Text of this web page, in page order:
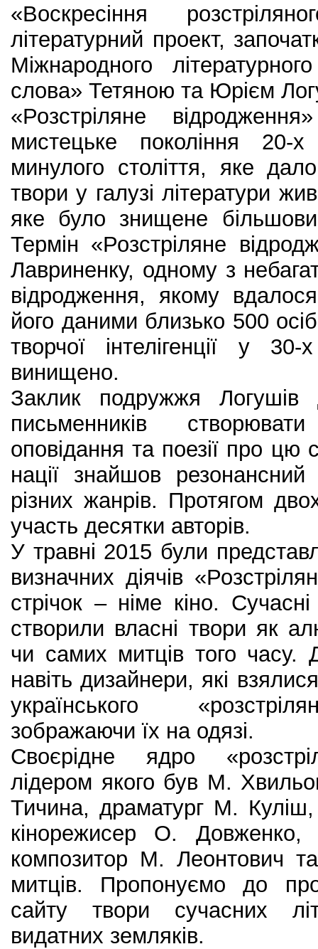
«Воскресіння
літературний проект,
Міжнародного
слова» Тетяною та Юрієм
«Розстріляне
мистецьке покоління
минулого століття, яке
твори у галузі літератури
яке було знищене
Термін «Розстріляне
Лавриненку, одному з
відродження, якому
його даними близько 500
творчої інтелігенції у
винищено.
Заклик подружжя Логушів
письменників
оповідання та поезії про цю
нації знайшов резонансний
різних жанрів. Протягом
участь десятки авторів.
У травні 2015 були
визначних діячів
стрічок – німе кіно.
створили власні твори як
чи самих митців того часу.
навіть дизайнери, які
українського
зображаючи їх на одязі.
Своєрідне ядро
лідером якого був М.
Тичина, драматург М.
кінорежисер О.
композитор М. Леонтович
митців. Пропонуємо до
сайту твори сучасних
видатних земляків.